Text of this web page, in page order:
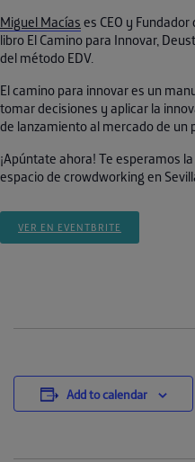
Miguel Macías es CEO y
libro El Camino para Innovar,
del método EDV.
El camino para innovar es un
tomar decisiones y aplicar la
de lanzamiento al mercado de un
¡Apúntate ahora! Te esperamos
espacio de crowdworking en
VER EN EVENTBRITE
Add to calendar